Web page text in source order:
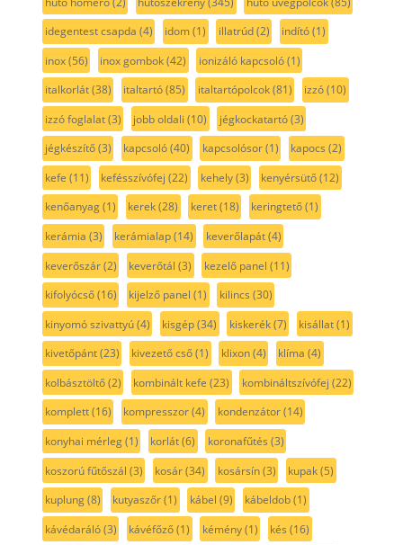
idegentest csapda (4) idom(1) illatrúd(2) indító(1)
inox(56) inox gombok(42) ionizáló kapcsoló(1)
italkorlát(38) italtartó(85) italtartópolcok(81) izzó(10)
izzó foglalat(3) jobb oldali (10) jégkockatartó(3)
jégkészítő(3) kapcsoló(40) kapcsolósor(1) kapocs (2)
kefe (11) kefésszívófej (22) kehely(3) kenyérsütő(12)
kenőanyag(1) kerek(28) keret(18) keringtető(1)
kerámia (3) kerámialap(14) keverőlapát(4)
keverőszár(2) keverőtál (3) kezelő panel (11)
kifolyócső(16) kijelző panel (1) kilincs (30)
kinyomó szivattyú(4) kisgép(34) kiskerék(7) kisállat(1)
kivetőpánt(23) kivezető cső(1) klixon(4) klíma (4)
kolbásztöltő(2) kombinált kefe (23) kombináltszívófej (22)
komplett(16) kompresszor(4) kondenzátor(14)
konyhai mérleg(1) korlát(6) koronafűtés (3)
koszorú fűtőszál (3) kosár(34) kosársín(3) kupak(5)
kuplung(8) kutyaszőr(1) kábel (9) kábeldob(1)
kávédaráló(3) kávéfőző(1) kémény(1) kés (16)